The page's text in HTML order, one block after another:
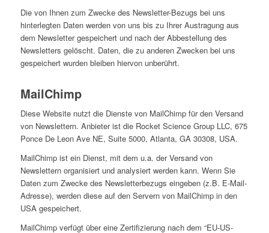
Die von Ihnen zum Zwecke des Newsletter-Bezugs bei uns
hinterlegten Daten werden von uns bis zu Ihrer Austragung aus
dem Newsletter gespeichert und nach der Abbestellung des
Newsletters gelöscht. Daten, die zu anderen Zwecken bei uns
gespeichert wurden bleiben hiervon unberührt.
MailChimp
Diese Website nutzt die Dienste von MailChimp für den Versand
von Newslettern. Anbieter ist die Rocket Science Group LLC, 675
Ponce De Leon Ave NE, Suite 5000, Atlanta, GA 30308, USA.
MailChimp ist ein Dienst, mit dem u.a. der Versand von
Newslettern organisiert und analysiert werden kann. Wenn Sie
Daten zum Zwecke des Newsletterbezugs eingeben (z.B. E-Mail-
Adresse), werden diese auf den Servern von MailChimp in den
USA gespeichert.
MailChimp verfügt über eine Zertifizierung nach dem “EU-US-